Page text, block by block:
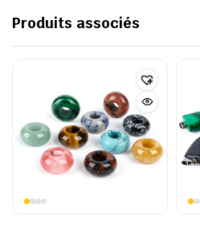
Produits associés